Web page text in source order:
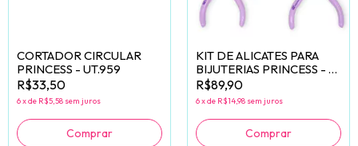
CORTADOR CIRCULAR
PRINCESS - UT.959
R$33,50
6xde R$5,58 sem juros
KIT DE ALICATES PARA
BIJUTERIAS PRINCESS - 5
UNIDADES
R$89,90
6xde R$14,98 sem juros